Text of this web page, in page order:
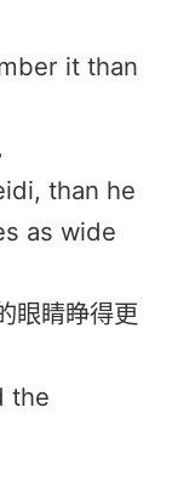
it than
than he
as wide
眼睛睁得更
the